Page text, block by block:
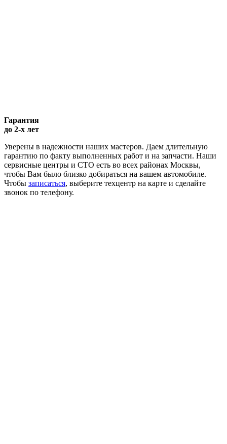
Гарантия
до 2-х лет
Уверены в надежности наших мастеров. Даем длительную
гарантию по факту выполненных работ и на запчасти. Наши
сервисные центры и СТО есть во всех районах Москвы,
чтобы Вам было близко добираться на вашем автомобиле.
Чтобы записаться, выберите техцентр на карте и сделайте
звонок по телефону.